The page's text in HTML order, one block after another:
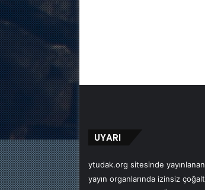
UYARI
ytudak.org sitesinde
yayın organlarında izinsiz